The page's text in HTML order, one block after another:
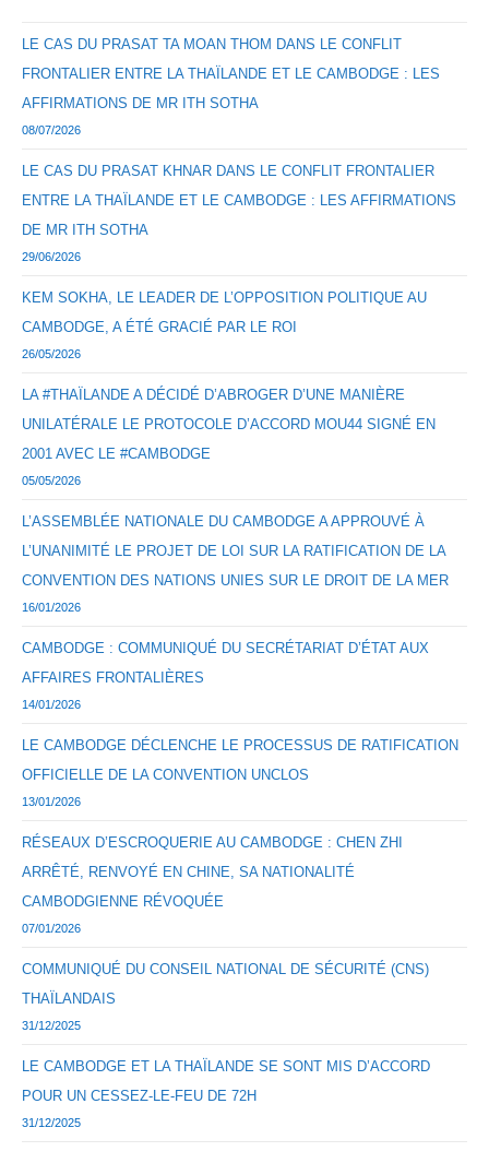
LE CAS DU PRASAT TA MOAN THOM DANS LE CONFLIT
FRONTALIER ENTRE LA THAÏLANDE ET LE CAMBODGE : LES
AFFIRMATIONS DE MR ITH SOTHA
08/07/2026
LE CAS DU PRASAT KHNAR DANS LE CONFLIT FRONTALIER
ENTRE LA THAÏLANDE ET LE CAMBODGE : LES AFFIRMATIONS
DE MR ITH SOTHA
29/06/2026
KEM SOKHA, LE LEADER DE L’OPPOSITION POLITIQUE AU
CAMBODGE, A ÉTÉ GRACIÉ PAR LE ROI
26/05/2026
LA #THAÏLANDE A DÉCIDÉ D’ABROGER D’UNE MANIÈRE
UNILATÉRALE LE PROTOCOLE D’ACCORD MOU44 SIGNÉ EN
2001 AVEC LE #CAMBODGE
05/05/2026
L’ASSEMBLÉE NATIONALE DU CAMBODGE A APPROUVÉ À
L’UNANIMITÉ LE PROJET DE LOI SUR LA RATIFICATION DE LA
CONVENTION DES NATIONS UNIES SUR LE DROIT DE LA MER
16/01/2026
CAMBODGE : COMMUNIQUÉ DU SECRÉTARIAT D’ÉTAT AUX
AFFAIRES FRONTALIÈRES
14/01/2026
LE CAMBODGE DÉCLENCHE LE PROCESSUS DE RATIFICATION
OFFICIELLE DE LA CONVENTION UNCLOS
13/01/2026
RÉSEAUX D’ESCROQUERIE AU CAMBODGE : CHEN ZHI
ARRÊTÉ, RENVOYÉ EN CHINE, SA NATIONALITÉ
CAMBODGIENNE RÉVOQUÉE
07/01/2026
COMMUNIQUÉ DU CONSEIL NATIONAL DE SÉCURITÉ (CNS)
THAÏLANDAIS
31/12/2025
LE CAMBODGE ET LA THAÏLANDE SE SONT MIS D’ACCORD
POUR UN CESSEZ-LE-FEU DE 72H
31/12/2025